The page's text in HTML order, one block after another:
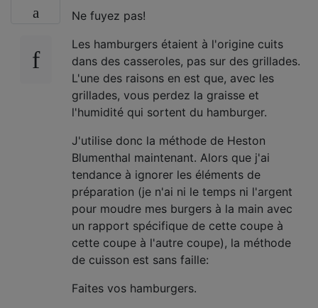
Ne fuyez pas!
Les hamburgers étaient à l'origine cuits
dans des casseroles, pas sur des grillades.
L'une des raisons en est que, avec les
grillades, vous perdez la graisse et
l'humidité qui sortent du hamburger.
J'utilise donc la méthode de Heston
Blumenthal maintenant. Alors que j'ai
tendance à ignorer les éléments de
préparation (je n'ai ni le temps ni l'argent
pour moudre mes burgers à la main avec
un rapport spécifique de cette coupe à
cette coupe à l'autre coupe), la méthode
de cuisson est sans faille:
Faites vos hamburgers.